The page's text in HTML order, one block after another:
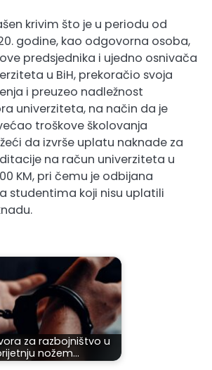
krivim što je u periodu od
godine, kao odgovorna osoba,
predsjednika i ujedno osnivača
u BiH, prekoračio svoja
i preuzeo nadležnost
univerziteta, na način da je
troškove školovanja
da izvrše uplatu naknade za
na račun univerziteta u
KM, pri čemu je odbijana
studentima koji nisu uplatili
za razbojništvo u
nožem…